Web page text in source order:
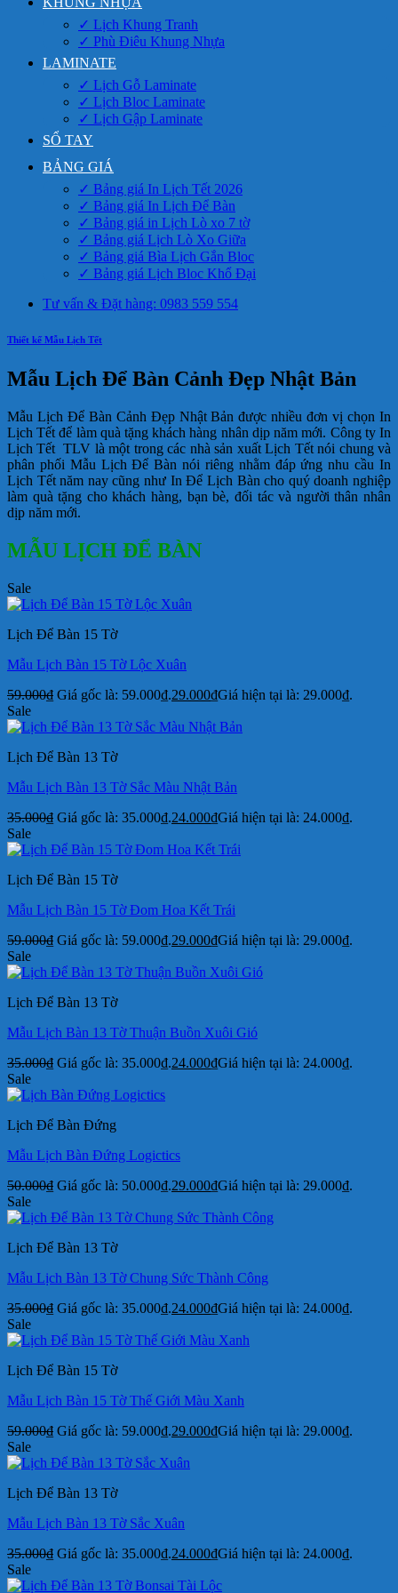
✓ Lịch Khung Tranh
✓ Phù Điêu Khung Nhựa
LAMINATE
✓ Lịch Gỗ Laminate
✓ Lịch Bloc Laminate
✓ Lịch Gập Laminate
SỔ TAY
BẢNG GIÁ
✓ Bảng giá In Lịch Tết 2026
✓ Bảng giá In Lịch Để Bàn
✓ Bảng giá in Lịch Lò xo 7 tờ
✓ Bảng giá Lịch Lò Xo Giữa
✓ Bảng giá Bìa Lịch Gắn Bloc
✓ Bảng giá Lịch Bloc Khổ Đại
Tư vấn & Đặt hàng: 0983 559 554
Thiết kế Mẫu Lịch Tết
Mẫu Lịch Để Bàn Cảnh Đẹp Nhật Bản
Mẫu Lịch Để Bàn Cảnh Đẹp Nhật Bản được nhiều đơn vị chọn In
Lịch Tết để làm quà tặng khách hàng nhân dịp năm mới. Công ty In
Lịch Tết TLV là một trong các nhà sản xuất Lịch Tết nói chung và
phân phối Mẫu Lịch Để Bàn nói riêng nhằm đáp ứng nhu cầu In
Lịch Tết năm nay cũng như In Để Lịch Bàn cho quý doanh nghiệp
làm quà tặng cho khách hàng, bạn bè, đối tác và người thân nhân
dịp năm mới.
MẪU LỊCH ĐỂ BÀN
Sale
Lịch Để Bàn 15 Tờ
Mẫu Lịch Bàn 15 Tờ Lộc Xuân
59.000₫ Giá gốc là: 59.000₫.29.000₫Giá hiện tại là: 29.000₫.
Sale
Lịch Để Bàn 13 Tờ
Mẫu Lịch Bàn 13 Tờ Sắc Màu Nhật Bản
35.000₫ Giá gốc là: 35.000₫.24.000₫Giá hiện tại là: 24.000₫.
Sale
Lịch Để Bàn 15 Tờ
Mẫu Lịch Bàn 15 Tờ Đom Hoa Kết Trái
59.000₫ Giá gốc là: 59.000₫.29.000₫Giá hiện tại là: 29.000₫.
Sale
Lịch Để Bàn 13 Tờ
Mẫu Lịch Bàn 13 Tờ Thuận Buồn Xuôi Gió
35.000₫ Giá gốc là: 35.000₫.24.000₫Giá hiện tại là: 24.000₫.
Sale
Lịch Để Bàn Đứng
Mẫu Lịch Bàn Đứng Logictics
50.000₫ Giá gốc là: 50.000₫.29.000₫Giá hiện tại là: 29.000₫.
Sale
Lịch Để Bàn 13 Tờ
Mẫu Lịch Bàn 13 Tờ Chung Sức Thành Công
35.000₫ Giá gốc là: 35.000₫.24.000₫Giá hiện tại là: 24.000₫.
Sale
Lịch Để Bàn 15 Tờ
Mẫu Lịch Bàn 15 Tờ Thế Giới Màu Xanh
59.000₫ Giá gốc là: 59.000₫.29.000₫Giá hiện tại là: 29.000₫.
Sale
Lịch Để Bàn 13 Tờ
Mẫu Lịch Bàn 13 Tờ Sắc Xuân
35.000₫ Giá gốc là: 35.000₫.24.000₫Giá hiện tại là: 24.000₫.
Sale